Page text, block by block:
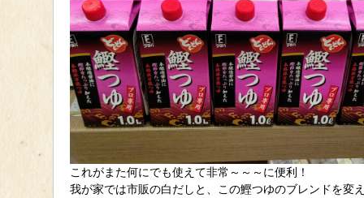
これがまた何にでも使えて非常～～～に便利！
我が家では市販の白だしと、この鰹つゆのブレンドを変